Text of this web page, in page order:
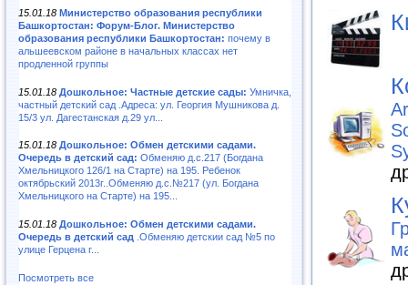
15.01.18 Министерство образования республики
Башкортостан: Форум-Блог. Министерство
образования республики Башкортостан: почему в
альшеевском районе в начальных классах нет
продленной группы
15.01.18 Дошкольное: Частные детские сады: Умничка,
частный детский сад .Адреса: ул. Георгия Мушникова д.
15/3 ул. Дагестанская д.29 ул...
15.01.18 Дошкольное: Обмен детскими садами.
Очередь в детский сад: Обменяю д.с.217 (Богдана
Хмельницкого 126/1 на Старте) на 195. Ребенок
октябрьский 2013г..Обменяю д.с.№217 (ул. Богдана
Хмельницкого на Старте) на 195...
15.01.18 Дошкольное: Обмен детскими садами.
Очередь в детский сад .Обменяю детскии сад №5 по
улице Герцена г...
Посмотреть все